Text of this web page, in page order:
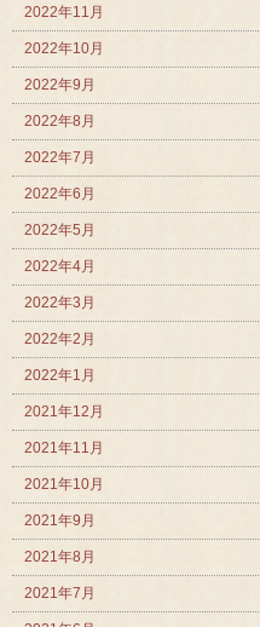
2022年11月
2022年10月
2022年9月
2022年8月
2022年7月
2022年6月
2022年5月
2022年4月
2022年3月
2022年2月
2022年1月
2021年12月
2021年11月
2021年10月
2021年9月
2021年8月
2021年7月